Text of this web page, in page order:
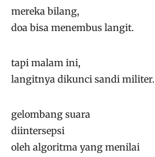
mereka bilang,
doa bisa menembus langit.
tapi malam ini,
langitnya dikunci sandi militer.
gelombang suara
diintersepsi
oleh algoritma yang menilai